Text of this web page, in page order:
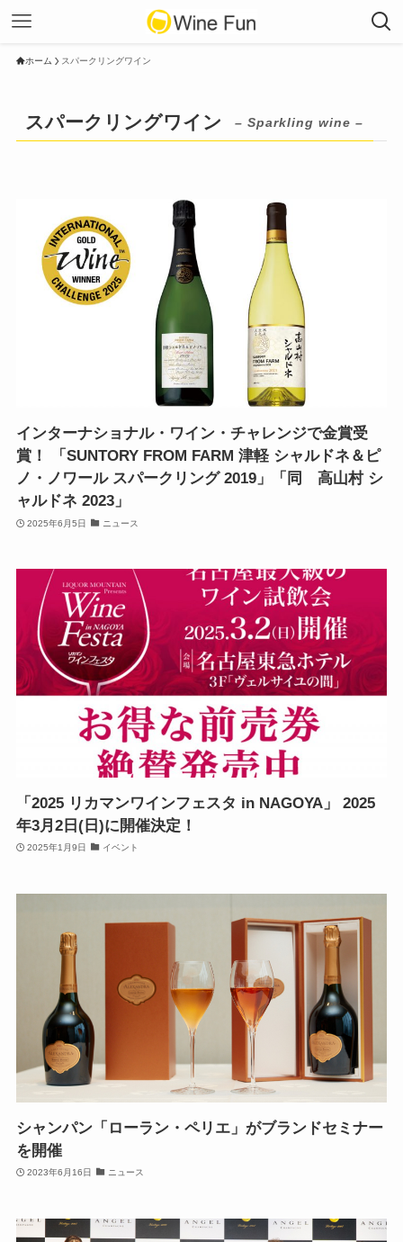
ホーム スパークリングワイン
スパークリングワイン – Sparkling wine –
インターナショナル・ワイン・チャレンジで金賞受
賞！ 「SUNTORY FROM FARM 津軽 シャルドネ＆ピ
ノ・ノワール スパークリング 2019」「同 高山村 シ
ャルドネ 2023」
2025年6月5日 ニュース
「2025 リカマンワインフェスタ in NAGOYA」 2025
年3月2日(日)に開催決定！
2025年1月9日 イベント
シャンパン「ローラン・ペリエ」がブランドセミナー
を開催
2023年6月16日 ニュース